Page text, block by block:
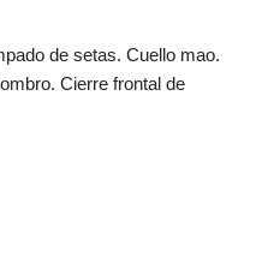
de setas. Cuello mao.
Cierre frontal de